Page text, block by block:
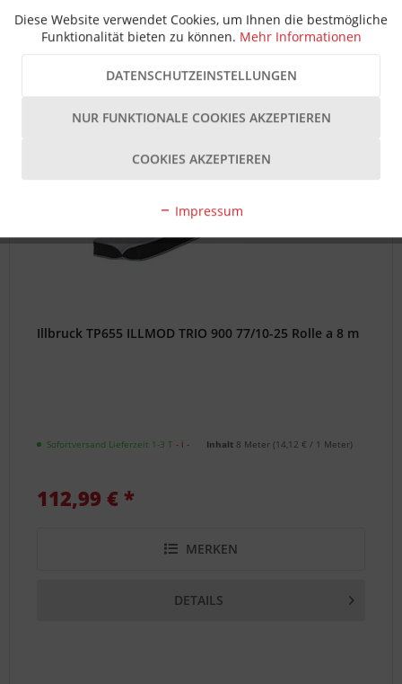
Illbruck TP655 ILLMOD TRIO 900 77/10-25 Rolle a 8 m
Sofortversand Lieferzeit 1-3 T- ℹ - Inhalt 8 Meter(14,12 € / 1 Meter)
112,99 € *
MERKEN
DETAILS
Diese Website verwendet Cookies, um Ihnen die bestmögliche
Funktionalität bieten zu können. Mehr Informationen
DATENSCHUTZEINSTELLUNGEN
NUR FUNKTIONALE COOKIES AKZEPTIEREN
COOKIES AKZEPTIEREN
Impressum